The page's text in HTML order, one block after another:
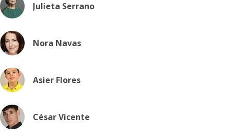
Julieta Serrano
Nora Navas
Asier Flores
César Vicente